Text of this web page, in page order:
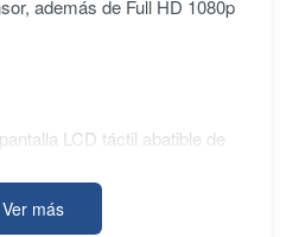
además de Full HD 1080p
LCD táctil abatible de
del 100 %. La
Ver más